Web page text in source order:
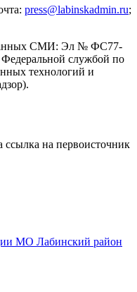
press@labinskadmin.ru;
СМИ: Эл № ФС77-
службой по
технологий и
на первоисточник
МО Лабинский район